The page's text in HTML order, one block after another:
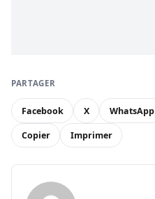
PARTAGER
Facebook X WhatsApp
Copier Imprimer